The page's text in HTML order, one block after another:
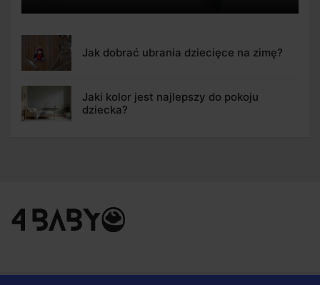
Jak dobrać ubrania dziecięce na zimę?
Jaki kolor jest najlepszy do pokoju
dziecka?